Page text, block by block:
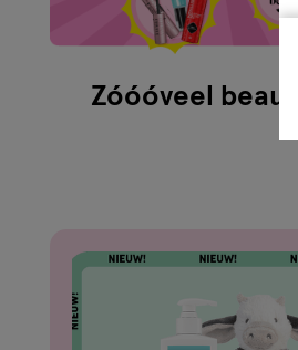
Zóóóveel beauty